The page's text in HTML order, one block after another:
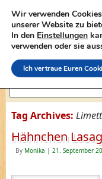
lasagne-
Tag Archives:
Hähnchen
By Monika | 21. September
Wir verwenden
unserer Website zu
In den Einstellungen
verwenden oder sie
Ich vertraue Euren